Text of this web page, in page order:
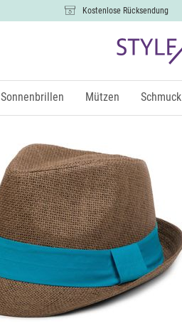
Kostenlose Rücksendung
Sonnenbrillen Mützen Schmuck